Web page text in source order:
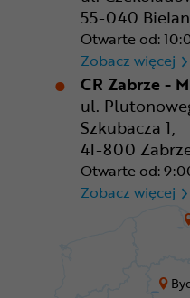
55-040
Otwarte od:
Zobacz więcej
CR Zabrze -
ul.
Szkubacza 1,
41-800
Otwarte od:
Zobacz więcej